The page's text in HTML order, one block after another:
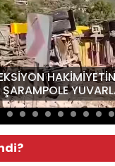
ŞARAMPOLE